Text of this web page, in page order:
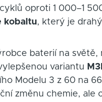
oproti 1 000–1
kobaltu, který je
baterií na
variantu
Modelu 3 z 60 na
změnu chemie, ale